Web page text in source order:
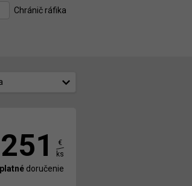
Chránič ráfika
251
€
ks
doručenie